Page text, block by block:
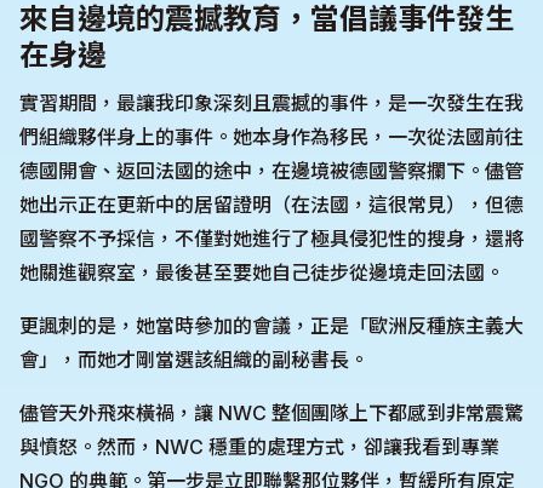
來自邊境的震撼教育，當倡議事件發生
在身邊
實習期間，最讓我印象深刻且震撼的事件，是一次發生在我
們組織夥伴身上的事件。她本身作為移民，一次從法國前往
德國開會、返回法國的途中，在邊境被德國警察攔下。儘管
她出示正在更新中的居留證明（在法國，這很常見），但德
國警察不予採信，不僅對她進行了極具侵犯性的搜身，還將
她關進觀察室，最後甚至要她自己徒步從邊境走回法國。
更諷刺的是，她當時參加的會議，正是「歐洲反種族主義大
會」，而她才剛當選該組織的副秘書長。
儘管天外飛來橫禍，讓 NWC 整個團隊上下都感到非常震驚
與憤怒。然而，NWC 穩重的處理方式，卻讓我看到專業
NGO 的典範。第一步是立即聯繫那位夥伴，暫緩所有原定